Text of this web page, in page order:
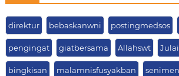
direktur bebaskanwni postingmedsos
pengingat giatbersama Allahswt
bingkisan malamnisfusyakban